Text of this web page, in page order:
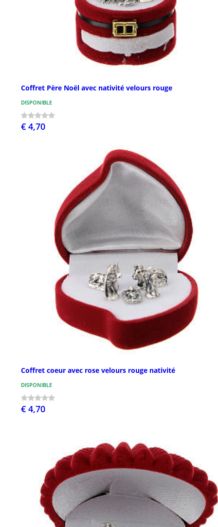
Coffret Père Noël avec nativité velours rouge
DISPONIBLE
€ 4,70
Coffret coeur avec rose velours rouge nativité
DISPONIBLE
€ 4,70